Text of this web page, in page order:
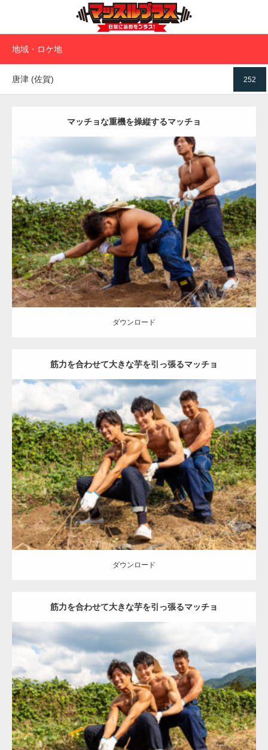
地域・ロケ地
252
唐津 (佐賀)
マッチョな重機を操縦するマッチョ
Category:芋掘りのマッチョ オレンジの人 ONIKKY(デカいよ) TAKE
上腕三頭筋 肩 唐津 (佐賀)
ダウンロード
ダウンロード
筋力を合わせて大きな芋を引っ張るマッチョ
Update:2023.02.11
Category:芋掘りのマッチョ オレンジの人 TAKE AKIHITO(細マッチ
ョ) ONIKKY(デカいよ) 肩 唐津 (佐賀)
ダウンロード
ダウンロード
筋力を合わせて大きな芋を引っ張るマッチョ
Update:2023.02.11
Category:芋掘りのマッチョ オレンジの人 AKIHITO(細マッチョ)
ONIKKY(デカいよ) TAKE 上腕三頭筋 唐津 (佐賀)
ダウンロード